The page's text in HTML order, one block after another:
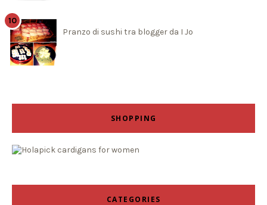
Pranzo di sushi tra blogger da I Jo
SHOPPING
CATEGORIES